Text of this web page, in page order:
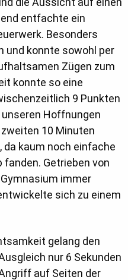
entfachte ein
Besonders
und konnte sowohl per
Zügen zum
konnte so eine
9 Punkten
Hoffnungen
10 Minuten
da kaum noch einfache
fanden. Getrieben von
immer
sich zu einem
gelang den
nur 6 Sekunden
auf Seiten der